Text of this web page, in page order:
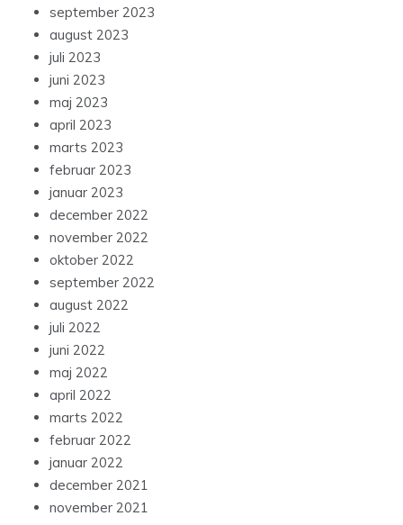
september 2023
august 2023
juli 2023
juni 2023
maj 2023
april 2023
marts 2023
februar 2023
januar 2023
december 2022
november 2022
oktober 2022
september 2022
august 2022
juli 2022
juni 2022
maj 2022
april 2022
marts 2022
februar 2022
januar 2022
december 2021
november 2021